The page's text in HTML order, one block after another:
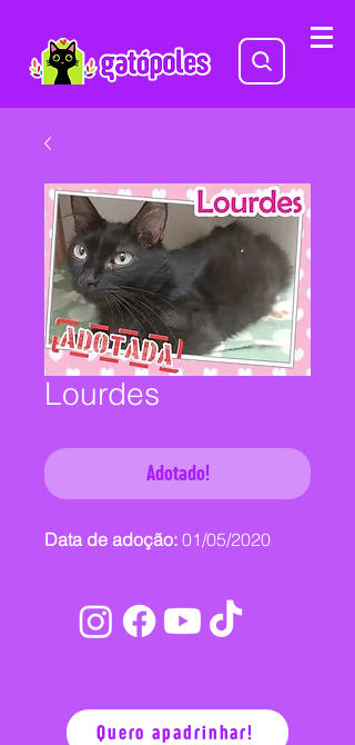
Lourdes
Adotado!
Data de adoção: 01/05/2020
Quero apadrinhar!